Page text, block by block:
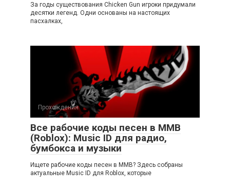
За годы существования Chicken Gun игроки придумали
десятки легенд. Одни основаны на настоящих
пасхалках,
Прохождения
Все рабочие коды песен в ММВ
(Roblox): Music ID для радио,
бумбокса и музыки
Ищете рабочие коды песен в ММВ? Здесь собраны
актуальные Music ID для Roblox, которые